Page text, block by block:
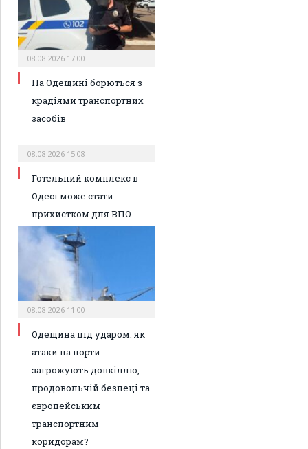
08.08.2026 17:00
На Одещині борються з
крадіями транспортних
засобів
08.08.2026 15:08
Готельний комплекс в
Одесі може стати
прихистком для ВПО
08.08.2026 11:00
Одещина під ударом: як
атаки на порти
загрожують довкіллю,
продовольчій безпеці та
європейським
транспортним
коридорам?